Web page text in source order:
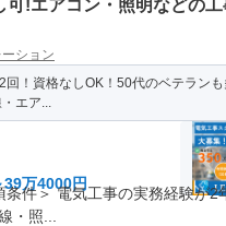
可!エアコン・照明などの工
ション
回！資格なしOK！50代のベテラン
エア...
39万4000円
条件＞ 電気工事の実務経験が2
・照...